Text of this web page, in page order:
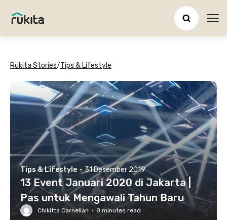
Rukita Stories/Tips & Lifestyle
Tips & Lifestyle · 31 Desember 2019
13 Event Januari 2020 di Jakarta |
Pas untuk Mengawali Tahun Baru
Chikitta Carnelian · 8 minutes read